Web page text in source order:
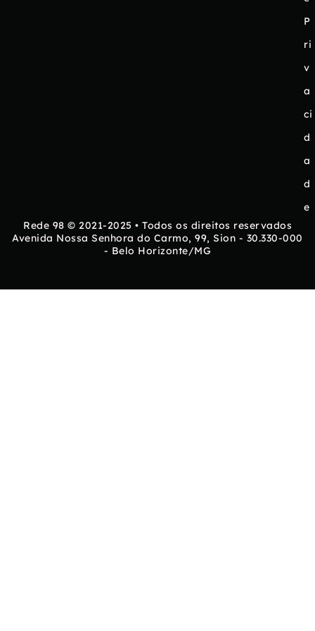
P
ri
v
a
ci
d
a
d
e
Rede 98 © 2021-2025 • Todos os direitos reservados
Avenida Nossa Senhora do Carmo, 99, Sion - 30.330-000
- Belo Horizonte/MG